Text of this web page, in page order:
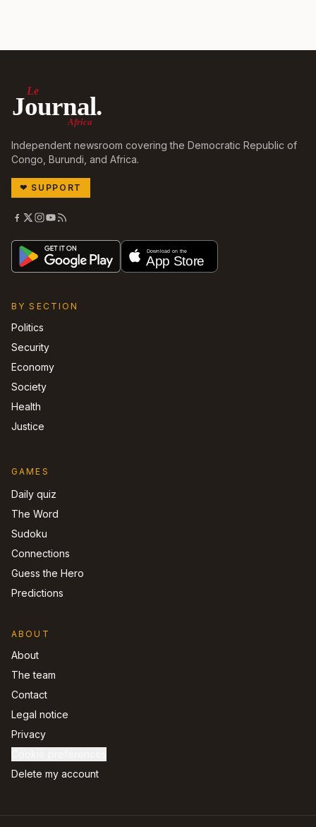
Le
Journal.
Africa
Independent newsroom covering the Democratic Republic of
Congo, Burundi, and Africa.
❤ SUPPORT
BY SECTION
Politics
Security
Economy
Society
Health
Justice
GAMES
Daily quiz
The Word
Sudoku
Connections
Guess the Hero
Predictions
ABOUT
About
The team
Contact
Legal notice
Privacy
Delete my account